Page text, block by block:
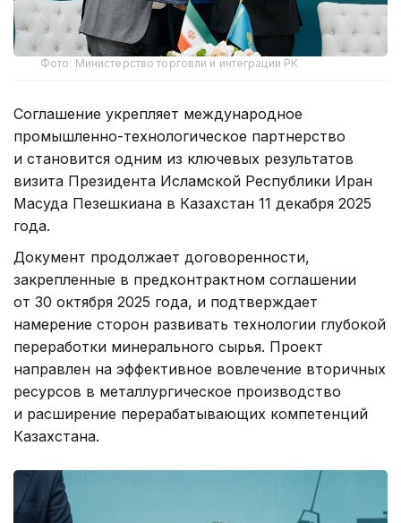
Фото: Министерство торговли и интеграции РК
Соглашение укрепляет международное
промышленно-технологическое партнерство
и становится одним из ключевых результатов
визита Президента Исламской Республики Иран
Масуда Пезешкиана в Казахстан 11 декабря 2025
года.
Документ продолжает договоренности,
закрепленные в предконтрактном соглашении
от 30 октября 2025 года, и подтверждает
намерение сторон развивать технологии глубокой
переработки минерального сырья. Проект
направлен на эффективное вовлечение вторичных
ресурсов в металлургическое производство
и расширение перерабатывающих компетенций
Казахстана.